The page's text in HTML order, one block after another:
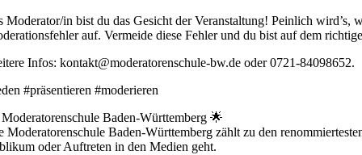
Moderator/in bist du das Gesicht der Veranstaltung! Peinlich
auf. Vermeide diese Fehler und du bist auf dem
Infos: kontakt@moderatorenschule-bw.de oder 0721-84098652.
#präsentieren #moderieren
Baden-Württemberg 🌟
Moderatorenschule Baden-Württemberg zählt zu den
oder Auftreten in den Medien geht.